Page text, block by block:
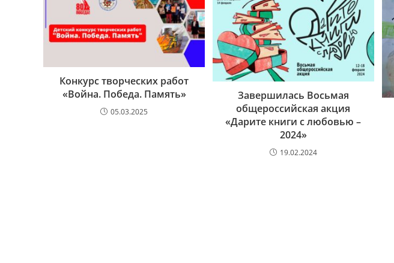
Конкурс творческих работ
«Война. Победа. Память»
05.03.2025
Завершилась Восьмая
общероссийская акция
«Дарите книги с любовью –
2024»
19.02.2024